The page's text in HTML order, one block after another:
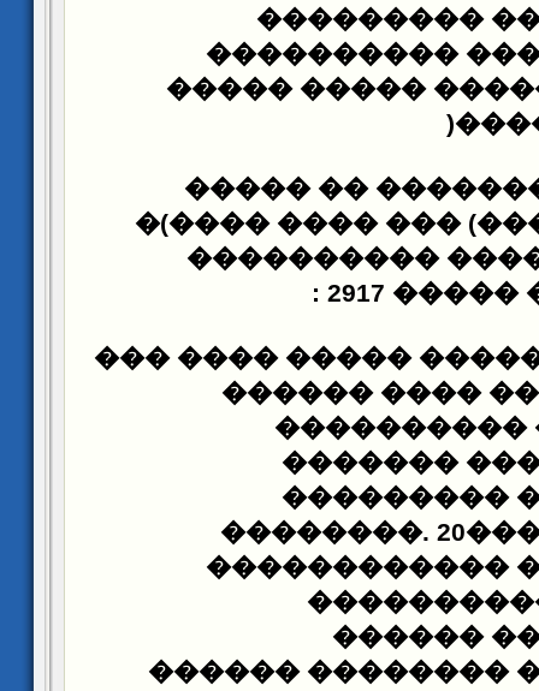
���������
����������
����� �����
)
����� ����
(
��� ���� ����)�
(29������ ������
�����)
: 29
���� ��� �� �����
��: (19��������
����
. 20
��������
�����������
�����������